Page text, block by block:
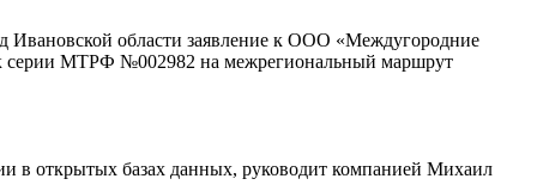
Ивановской области заявление к ООО «Междугородние
серии МТРФ №002982 на межрегиональный маршрут
открытых базах данных, руководит компанией Михаил